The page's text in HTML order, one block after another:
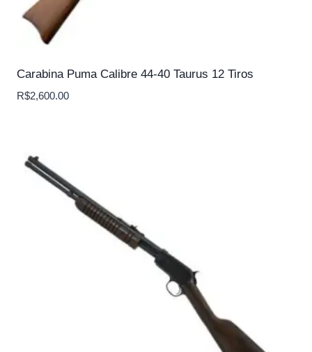
Carabina Puma Calibre 44-40 Taurus 12 Tiros
R$2,600.00